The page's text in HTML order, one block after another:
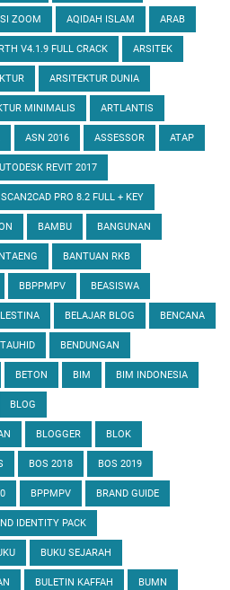
ZOOM AQIDAH ISLAM ARAB
V4.1.9 FULL CRACK ARSITEK
ARSITEKTUR DUNIA
MINIMALIS ARTLANTIS
ASN 2016 ASSESSOR ATAP
REVIT 2017
PRO 8.2 FULL + KEY
BAMBU BANGUNAN
BANTUAN RKB
BBPPMPV BEASISWA
BELAJAR BLOG BENCANA
BENDUNGAN
BETON BIM BIM INDONESIA
BLOG
BLOGGER BLOK
BOS 2018 BOS 2019
BPPMPV BRAND GUIDE
IDENTITY PACK
BUKU SEJARAH
BULETIN KAFFAH BUMN